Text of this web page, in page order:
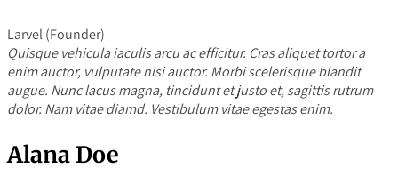
Larvel (Founder)
Quisque vehicula iaculis arcu ac efficitur. Cras aliquet tortor a
enim auctor, vulputate nisi auctor. Morbi scelerisque blandit
augue. Nunc lacus magna, tincidunt et justo et, sagittis rutrum
dolor. Nam vitae diamd. Vestibulum vitae egestas enim.
Alana Doe